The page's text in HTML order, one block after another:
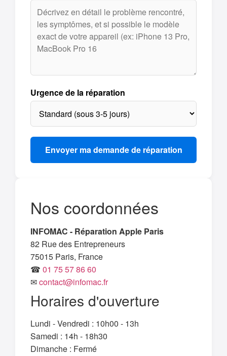
Urgence de la réparation
Envoyer ma demande de réparation
Nos coordonnées
INFOMAC - Réparation Apple Paris
82 Rue des Entrepreneurs
75015 Paris, France
☎ 01 75 57 86 60
✉contact@infomac.fr
Horaires d'ouverture
Lundi - Vendredi : 10h00 - 13h
Samedi : 14h - 18h30
Dimanche : Fermé